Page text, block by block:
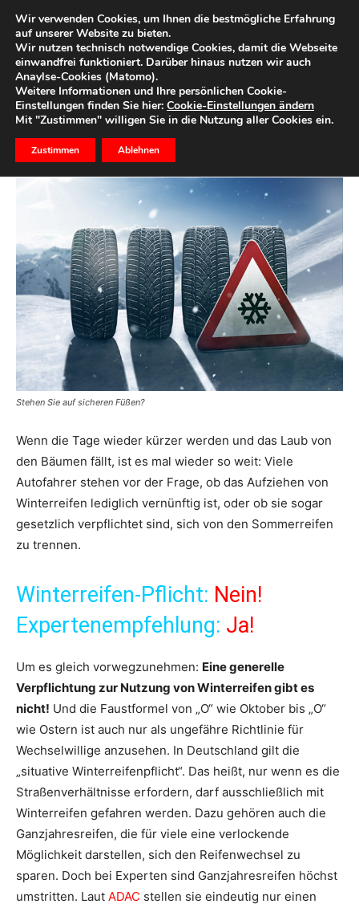
Start Ihre Region
Winterreifen von O bis O –
muss oder kann?
12. November 2018
Stehen Sie auf sicheren Füßen?
Wenn die Tage wieder kürzer werden und das Laub von
den Bäumen fällt, ist es mal wieder so weit: Viele
Autofahrer stehen vor der Frage, ob das Aufziehen von
Winterreifen lediglich vernünftig ist, oder ob sie sogar
gesetzlich verpflichtet sind, sich von den Sommerreifen
zu trennen.
Winterreifen-Pflicht: Nein!
Expertenempfehlung: Ja!
Um es gleich vorwegzunehmen: Eine generelle
Verpflichtung zur Nutzung von Winterreifen gibt es
nicht! Und die Faustformel von „O“ wie Oktober bis „O“
wie Ostern ist auch nur als ungefähre Richtlinie für
Wechselwillige anzusehen. In Deutschland gilt die
„situative Winterreifenpflicht“. Das heißt, nur wenn es die
Straßenverhältnisse erfordern, darf ausschließlich mit
Winterreifen gefahren werden. Dazu gehören auch die
Ganzjahresreifen, die für viele eine verlockende
Möglichkeit darstellen, sich den Reifenwechsel zu
sparen. Doch bei Experten sind Ganzjahresreifen höchst
umstritten. Laut ADAC stellen sie eindeutig nur einen
Wir verwenden Cookies, um Ihnen die bestmögliche Erfahrung
auf unserer Website zu bieten.
Wir nutzen technisch notwendige Cookies, damit die Webseite
einwandfrei funktioniert. Darüber hinaus nutzen wir auch
Anaylse-Cookies (Matomo).
Weitere Informationen und Ihre persönlichen Cookie-
Einstellungen finden Sie hier: Cookie-Einstellungen ändern
Mit "Zustimmen" willigen Sie in die Nutzung aller Cookies ein.
Zustimmen Ablehnen